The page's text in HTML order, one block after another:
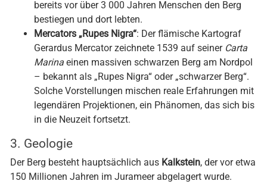
bereits vor über 3 000 Jahren Menschen den Berg
bestiegen und dort lebten.
Mercators „Rupes Nigra“ : Der flämische Kartograf
Gerardus Mercator zeichnete 1539 auf seiner Carta
Marina einen massiven schwarzen Berg am Nordpol
– bekannt als „Rupes Nigra“ oder „schwarzer Berg“.
Solche Vorstellungen mischen reale Erfahrungen mit
legendären Projektionen, ein Phänomen, das sich bis
in die Neuzeit fortsetzt.
3. Geologie
Der Berg besteht hauptsächlich aus Kalkstein, der vor etwa
150 Millionen Jahren im Jurameer abgelagert wurde.